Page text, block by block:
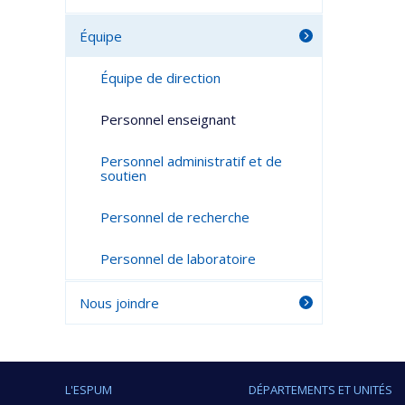
Équipe
Équipe de direction
Personnel enseignant
Personnel administratif et de
soutien
Personnel de recherche
Personnel de laboratoire
Nous joindre
L'ESPUM DÉPARTEMENTS ET UNITÉS